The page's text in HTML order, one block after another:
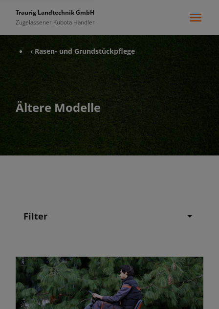
Traurig Landtechnik GmbH
Zugelassener Kubota Händler
‹ Rasen- und Grundstückpflege
Ältere Modelle
Filter